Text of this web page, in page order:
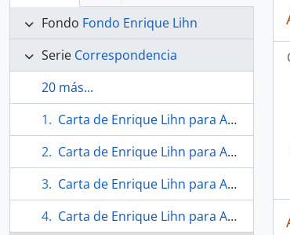
Fondo Fondo Enrique Lihn
Serie Correspondencia
20 más...
Carta de Enrique Lihn para Andrea Lihn
Carta de Enrique Lihn para Andrea Lihn
Carta de Enrique Lihn para Andrea Lihn
Carta de Enrique Lihn para Andrea Lihn